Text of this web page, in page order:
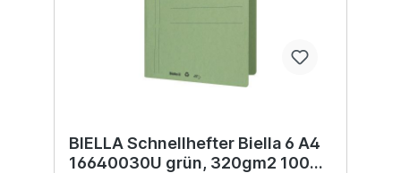
BIELLA Schnellhefter Biella 6 A4
16640030U grün, 320gm2 100